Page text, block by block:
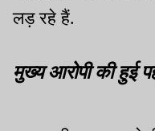
लड़ रहे हैं.
मुख्य आरोपी की हुई